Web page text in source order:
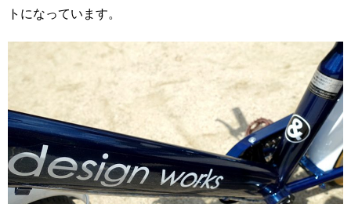
トになっています。